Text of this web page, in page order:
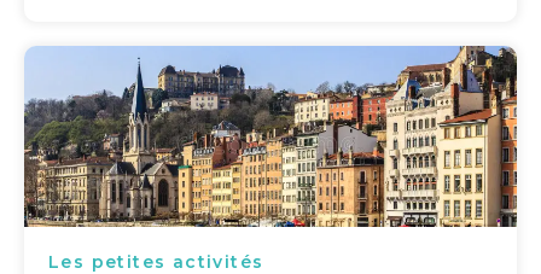
Les petites activités